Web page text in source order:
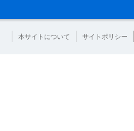
本サイトについて サイトポリシー